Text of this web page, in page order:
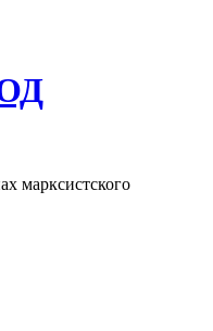
марксистского